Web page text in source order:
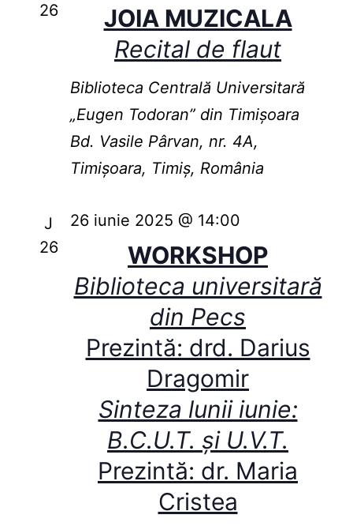
26
JOIA MUZICALA
Recital de flaut
Biblioteca Centrală Universitară
„Eugen Todoran” din Timişoara
Bd. Vasile Pârvan, nr. 4A,
Timișoara, Timiș, România
J
26
WORKSHOP
Biblioteca universitară
din Pecs
Prezintă: drd. Darius
Dragomir
Sinteza lunii iunie:
B.C.U.T. și U.V.T.
Prezintă: dr. Maria
Cristea
26 iunie 2025 @ 14:00